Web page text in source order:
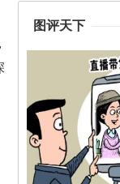
图评天下